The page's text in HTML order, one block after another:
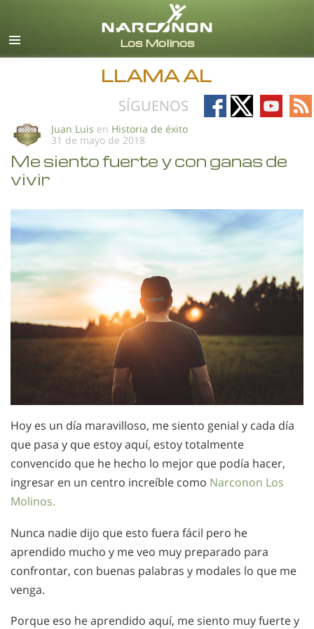
Español (Castellano)
Todas las Regiones/Idiomas
LLAMA AL
SÍGUENOS
Follow
on
Follow
on
Follow
on
on
Juan Luis en Historia de éxito
31 de mayo de 2018
Me siento fuerte y con ganas de
vivir
Hoy es un día maravilloso, me siento genial y cada día
que pasa y que estoy aquí, estoy totalmente
convencido que he hecho lo mejor que podía hacer,
ingresar en un centro increíble como Narconon Los
Molinos.
Nunca nadie dijo que esto fuera fácil pero he
aprendido mucho y me veo muy preparado para
confrontar, con buenas palabras y modales lo que me
venga.
Porque eso he aprendido aquí, me siento muy fuerte y